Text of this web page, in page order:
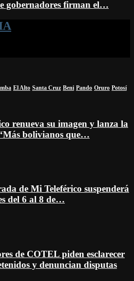
gobernadores firman el…
El Alto Santa Cruz Beni Pando Oruro Potosí
renueva su imagen y lanza la
bolivianos que…
de Mi Teleférico suspenderá
del 6 al 8 de…
de COTEL piden esclarecer
y denuncian disputas